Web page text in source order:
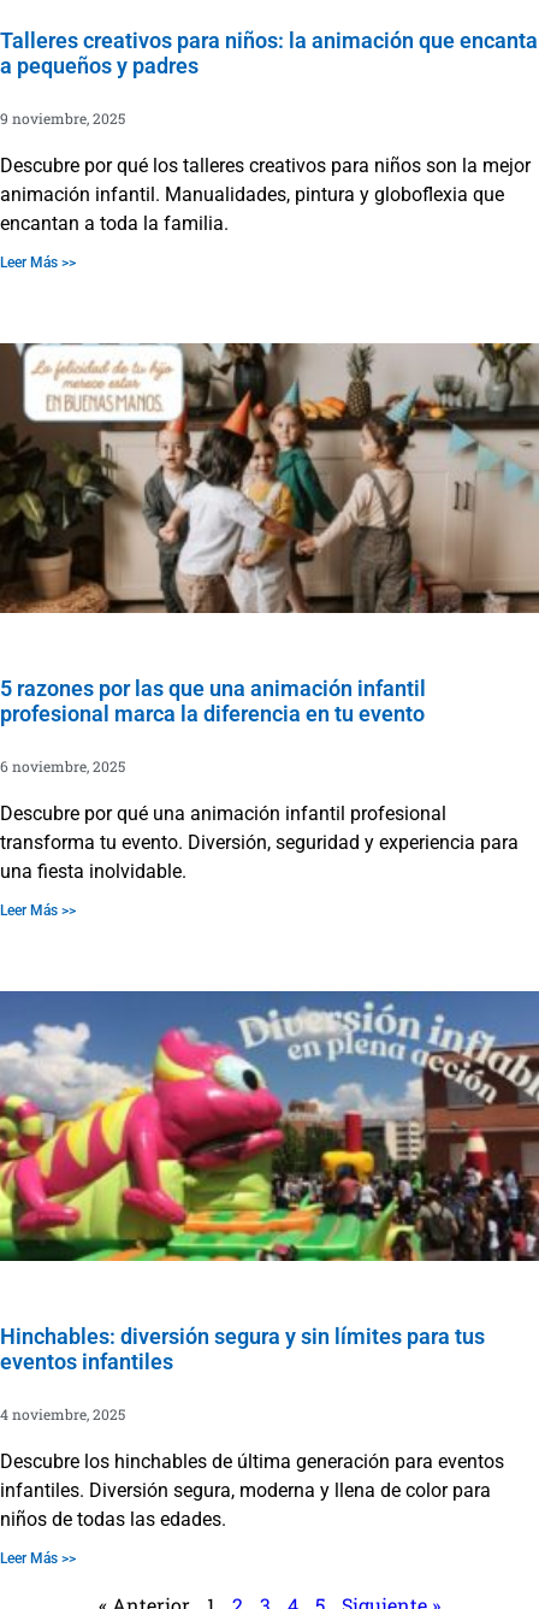
Talleres creativos para niños: la animación que encanta
a pequeños y padres
9 noviembre, 2025
Descubre por qué los talleres creativos para niños son la mejor
animación infantil. Manualidades, pintura y globoflexia que
encantan a toda la familia.
Leer Más >>
5 razones por las que una animación infantil
profesional marca la diferencia en tu evento
6 noviembre, 2025
Descubre por qué una animación infantil profesional
transforma tu evento. Diversión, seguridad y experiencia para
una fiesta inolvidable.
Leer Más >>
Hinchables: diversión segura y sin límites para tus
eventos infantiles
4 noviembre, 2025
Descubre los hinchables de última generación para eventos
infantiles. Diversión segura, moderna y llena de color para
niños de todas las edades.
Leer Más >>